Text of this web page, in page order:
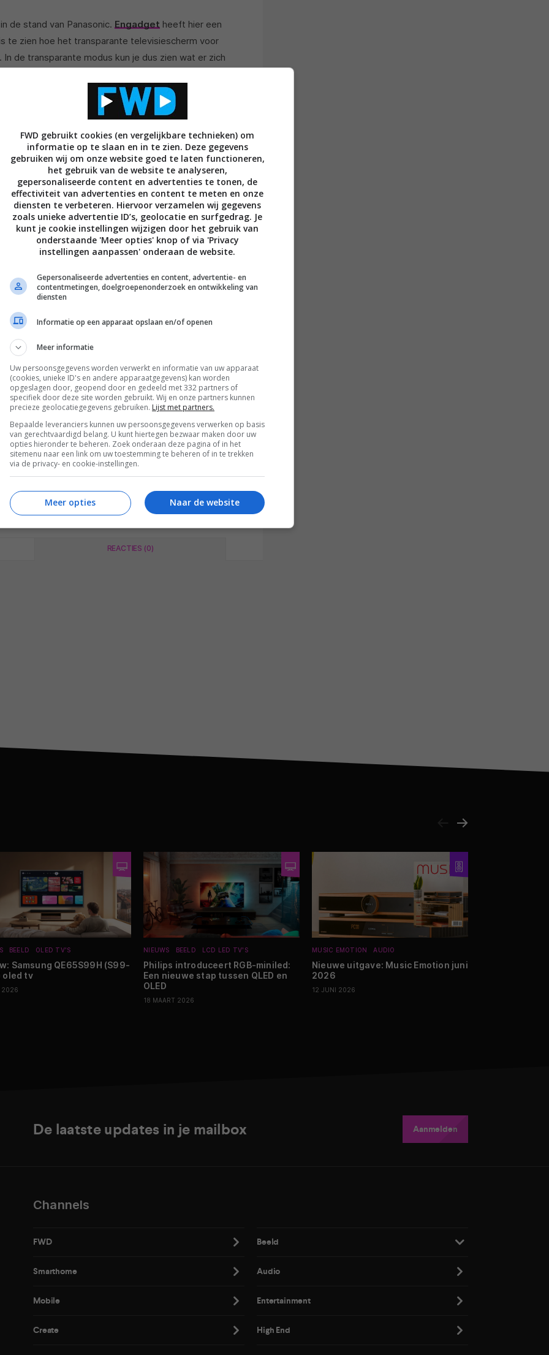
de stand van Panasonic. Engadget heeft hier een
te zien hoe het transparante televisiescherm voor
de transparante modus kun je dus zien wat er zich
steeds te bedienen. Sterker nog, dat kan via
dan kan dat simpel worden geregeld vanaf de
Ook kan het scherm informatie weergeven die
het weer buiten.
een volwaardige televisie die nog als extra
kan worden. Het kan dus wat hoger aan de
dat liever willen. Of als je de planten op de plank
filmpje zegt dat het nog wel twee jaar duurt
handel komt. Er wordt inmiddels gewerkt aan
REACTIES (0)
BEELD OLED TV'S
Samsung QE65S99H (S99-
oled tv
2026
NIEUWS BEELD LCD LED TV'S
Philips introduceert RGB-miniled:
Een nieuwe stap tussen QLED en
OLED
18 MAART 2026
MUSIC EMOTION AUDIO
Nieuwe uitgave: Music Emotion juni
2026
12 JUNI 2026
De laatste updates in je mailbox Aanmelden
Channels
FWD Beeld
Smarthome Audio
Mobile Entertainment
Create High End
FWD gebruikt cookies (en vergelijkbare technieken) om
informatie op te slaan en in te zien. Deze gegevens
gebruiken wij om onze website goed te laten functioneren,
het gebruik van de website te analyseren,
gepersonaliseerde content en advertenties te tonen, de
effectiviteit van advertenties en content te meten en onze
diensten te verbeteren. Hiervoor verzamelen wij gegevens
zoals unieke advertentie ID’s, geolocatie en surfgedrag. Je
kunt je cookie instellingen wijzigen door het gebruik van
onderstaande 'Meer opties' knop of via 'Privacy
instellingen aanpassen' onderaan de website.
Gepersonaliseerde advertenties en content, advertentie- en
contentmetingen, doelgroepenonderzoek en ontwikkeling van
diensten
Informatie op een apparaat opslaan en/of openen
Meer informatie
Uw persoonsgegevens worden verwerkt en informatie van uw apparaat
(cookies, unieke ID's en andere apparaatgegevens) kan worden
opgeslagen door, geopend door en gedeeld met 332 partners of
specifiek door deze site worden gebruikt. Wij en onze partners kunnen
precieze geolocatiegegevens gebruiken. Lijst met partners.
Bepaalde leveranciers kunnen uw persoonsgegevens verwerken op basis
van gerechtvaardigd belang. U kunt hiertegen bezwaar maken door uw
opties hieronder te beheren. Zoek onderaan deze pagina of in het
sitemenu naar een link om uw toestemming te beheren of in te trekken
via de privacy- en cookie-instellingen.
Naar de website
Meer opties